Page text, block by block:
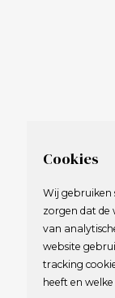
Cookies
Wij gebruiken
zorgen dat
van
website
tracking
heeft en